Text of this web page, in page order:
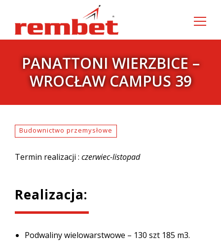
Szukaj:
PANATTONI WIERZBICE –
WROCŁAW CAMPUS 39
Budownictwo przemysłowe
Termin realizacji : czerwiec-listopad
Realizacja:
Podwaliny wielowarstwowe – 130 szt 185 m3.